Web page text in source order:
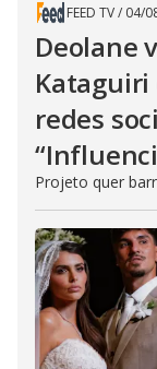
FEED TV/ 04/
Deolane
Kataguiri
redes
Projeto quer